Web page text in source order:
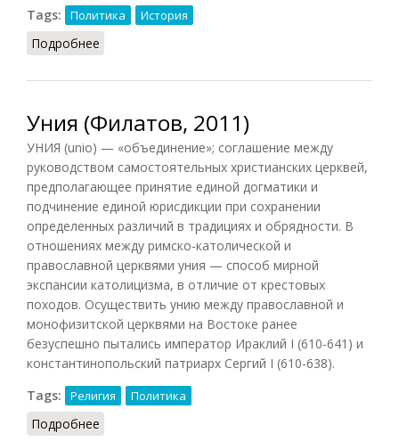
Tags: Политика История
Подробнее
Уния (Филатов, 2011)
УНИЯ (unio) — «объединение»; соглашение между
руководством самостоятельных христианских церквей,
предполагающее принятие единой догматики и
подчинение единой юрисдикции при сохранении
определенных различий в традициях и обрядности. В
отношениях между римско-католической и
православной церквями уния — способ мирной
экспансии католицизма, в отличие от крестовых
походов. Осуществить унию между православной и
монофизитской церквями на Востоке ранее
безуспешно пытались император Ираклий I (610-641) и
константинопольский патриарх Сергий I (610-638).
Tags:
Религия Политика
Подробнее